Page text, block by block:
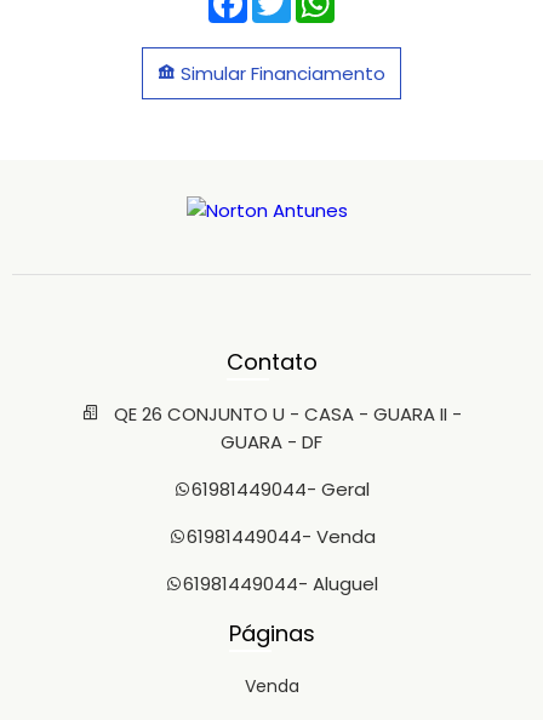
Simular Financiamento
Contato
QE 26 CONJUNTO U - CASA - GUARA II -
GUARA - DF
61981449044- Geral
61981449044- Venda
61981449044- Aluguel
Páginas
Venda